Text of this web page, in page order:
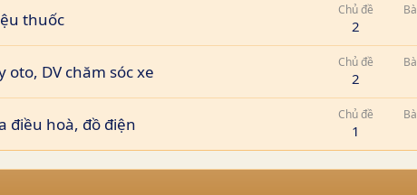
thuốc Chủ đề
2
oto, DV chăm sóc xe Chủ đề
2
điều hoà, đồ điện Chủ đề
1